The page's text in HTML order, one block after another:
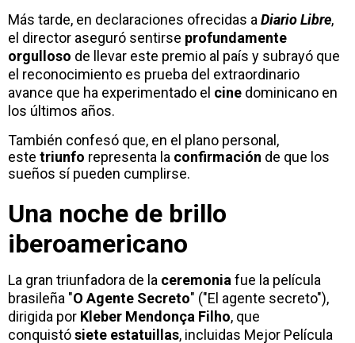
Más tarde, en declaraciones ofrecidas a Diario Libre,
el director aseguró sentirse profundamente
orgulloso de llevar este premio al país y subrayó que
el reconocimiento es prueba del extraordinario
avance que ha experimentado el cine dominicano en
los últimos años.
También confesó que, en el plano personal,
este triunfo representa la confirmación de que los
sueños sí pueden cumplirse.
Una noche de brillo
iberoamericano
La gran triunfadora de la ceremonia fue la película
brasileña "O Agente Secreto" ("El agente secreto"),
dirigida por Kleber Mendonça Filho, que
conquistósiete estatuillas, incluidas Mejor Película